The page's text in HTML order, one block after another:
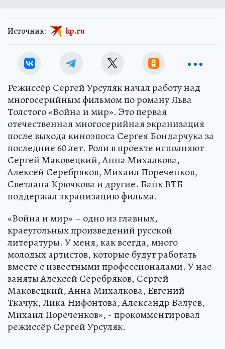
Источник: kp.ru
Режиссёр Сергей Урсуляк начал работу над
многосерийным фильмом по роману Льва
Толстого «Война и мир». Это первая
отечественная многосерийная экранизация
после выхода киноэпоса Сергея Бондарчука за
последние 60 лет. Роли в проекте исполняют
Сергей Маковецкий, Анна Михалкова,
Алексей Серебряков, Михаил Пореченков,
Светлана Крючкова и другие. Банк ВТБ
поддержал экранизацию фильма.
«Война и мир» – одно из главных,
краеугольных произведений русской
литературы. У меня, как всегда, много
молодых артистов, которые будут работать
вместе с известными профессионалами. У нас
заняты Алексей Серебряков, Сергей
Маковецкий, Анна Михалкова, Евгений
Ткачук, Лика Нифонтова, Александр Балуев,
Михаил Пореченков», - прокомментировал
режиссёр Сергей Урсуляк.